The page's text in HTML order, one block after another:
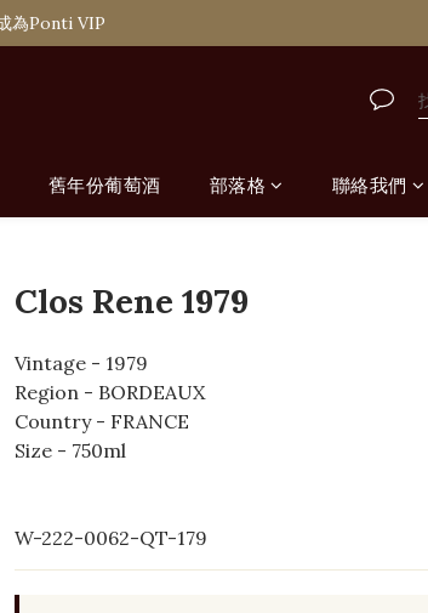
選擇於6間分店免費自取
為Ponti VIP
舊年份葡萄酒 部落格 聯絡我們
Clos Rene 1979
Vintage - 1979
Region - BORDEAUX
Country - FRANCE
Size - 750ml
W-222-0062-QT-179